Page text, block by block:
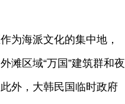
海派文化的集中地，
滩区域“万国”建筑群和夜
外，大韩民国临时政府